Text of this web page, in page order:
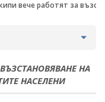
вече работят за
НА
НАСЕЛЕНИ